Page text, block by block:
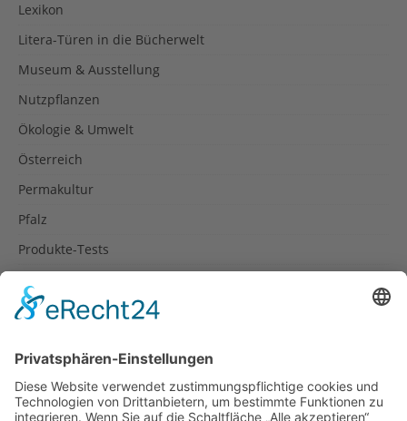
Lexikon
Litera-Türen in die Bücherwelt
Museum & Ausstellung
Nutzpflanzen
Ökologie & Umwelt
Österreich
Permakultur
Pfalz
Produkte-Tests
Rezepte
Spanien
Südtirol